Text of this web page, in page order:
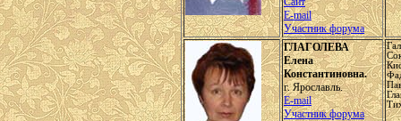
E-mail
Участник форума
ГЛАГОЛЕВА
Елена
Константиновна.
г. Ярославль.
E-mail
Участник форума